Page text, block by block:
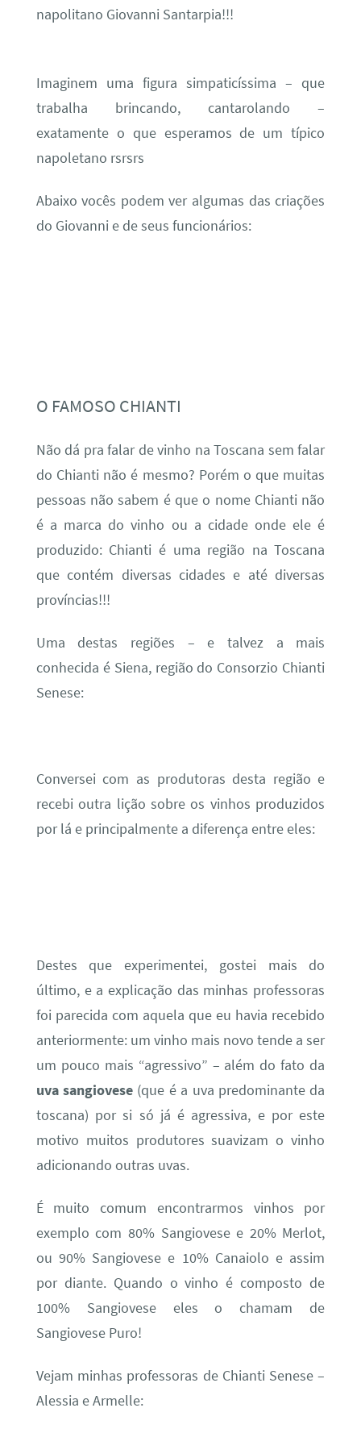
napolitano Giovanni Santarpia!!!
Imaginem uma figura simpaticíssima – que
trabalha brincando, cantarolando –
exatamente o que esperamos de um típico
napoletano rsrsrs
Abaixo vocês podem ver algumas das criações
do Giovanni e de seus funcionários:
O FAMOSO CHIANTI
Não dá pra falar de vinho na Toscana sem falar
do Chianti não é mesmo? Porém o que muitas
pessoas não sabem é que o nome Chianti não
é a marca do vinho ou a cidade onde ele é
produzido: Chianti é uma região na Toscana
que contém diversas cidades e até diversas
províncias!!!
Uma destas regiões – e talvez a mais
conhecida é Siena, região do Consorzio Chianti
Senese:
Conversei com as produtoras desta região e
recebi outra lição sobre os vinhos produzidos
por lá e principalmente a diferença entre eles:
Destes que experimentei, gostei mais do
último, e a explicação das minhas professoras
foi parecida com aquela que eu havia recebido
anteriormente: um vinho mais novo tende a ser
um pouco mais “agressivo” – além do fato da
uva sangiovese (que é a uva predominante da
toscana) por si só já é agressiva, e por este
motivo muitos produtores suavizam o vinho
adicionando outras uvas.
É muito comum encontrarmos vinhos por
exemplo com 80% Sangiovese e 20% Merlot,
ou 90% Sangiovese e 10% Canaiolo e assim
por diante. Quando o vinho é composto de
100% Sangiovese eles o chamam de
Sangiovese Puro!
Vejam minhas professoras de Chianti Senese –
Alessia e Armelle: